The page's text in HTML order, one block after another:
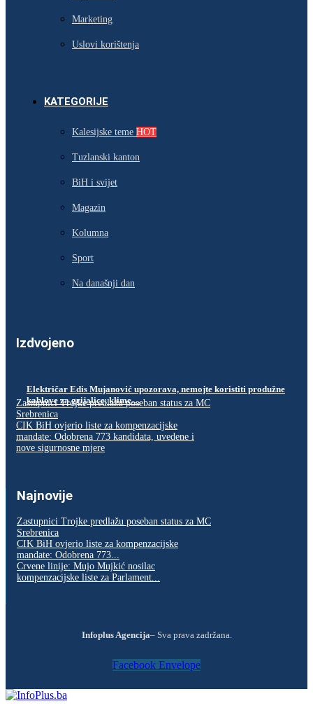
Marketing
Uslovi korištenja
KATEGORIJE
Kalesijske teme HOT
Tuzlanski kanton
BiH i svijet
Magazin
Kolumna
Sport
Na današnji dan
Izdvojeno
Električar Edis Mujanović upozorava, nemojte koristiti produžne
kablove za grijalice, klime…
Zastupnici Trojke predlažu poseban status za MC
Srebrenica
CIK BiH ovjerio liste za kompenzacijske
mandate: Odobrena 773 kandidata, uvedene i
nove sigurnosne mjere
Najnovije
Zastupnici Trojke predlažu poseban status za MC
Srebrenica
CIK BiH ovjerio liste za kompenzacijske
mandate: Odobrena 773...
Crvene linije: Mujo Mujkić nosilac
kompenzacijske liste za Parlament...
Infoplus Agencija– Sva prava zadržana.
Facebook Envelope